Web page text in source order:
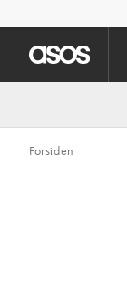
Forsiden